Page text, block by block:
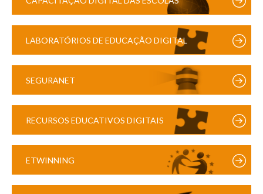
LABORATÓRIOS DE EDUCAÇÃO DIGITAL
SEGURANET
RECURSOS EDUCATIVOS DIGITAIS
ETWINNING